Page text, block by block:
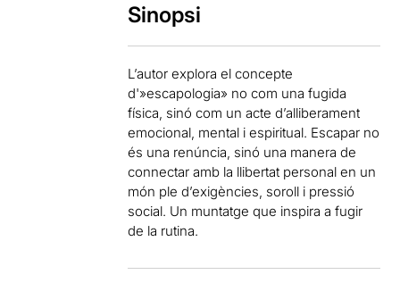
Sinopsi
L’autor explora el concepte
d'»escapologia» no com una fugida
física, sinó com un acte d’alliberament
emocional, mental i espiritual. Escapar no
és una renúncia, sinó una manera de
connectar amb la llibertat personal en un
món ple d’exigències, soroll i pressió
social. Un muntatge que inspira a fugir
de la rutina.